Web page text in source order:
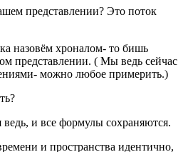
представлении? Это поток
назовём хроналом- то бишь
представлении. ( Мы ведь сейчас
можно любое примерить.)
ведь, и все формулы сохраняются.
и пространства идентично,